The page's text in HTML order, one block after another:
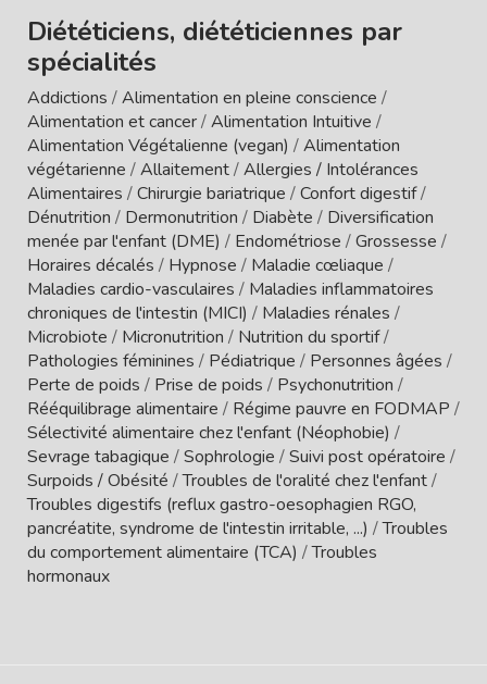
Diététiciens, diététiciennes par
spécialités
Addictions /Alimentation en pleine conscience /
Alimentation et cancer/Alimentation Intuitive /
Alimentation Végétalienne (vegan) /Alimentation
végétarienne /Allaitement/Allergies / Intolérances
Alimentaires /Chirurgie bariatrique /Confort digestif/
Dénutrition / Dermonutrition / Diabète / Diversification
menée par l'enfant (DME) / Endométriose /Grossesse /
Horaires décalés / Hypnose / Maladie cœliaque /
Maladies cardio-vasculaires / Maladies inflammatoires
chroniques de l'intestin (MICI) / Maladies rénales /
Microbiote / Micronutrition / Nutrition du sportif/
Pathologies féminines / Pédiatrique / Personnes âgées /
Perte de poids / Prise de poids / Psychonutrition /
Rééquilibrage alimentaire / Régime pauvre en FODMAP /
Sélectivité alimentaire chez l'enfant (Néophobie) /
Sevrage tabagique /Sophrologie /Suivi post opératoire /
Surpoids / Obésité /Troubles de l'oralité chez l'enfant/
Troubles digestifs (reflux gastro-oesophagien RGO,
pancréatite, syndrome de l'intestin irritable, ...) /Troubles
du comportement alimentaire (TCA) /Troubles
hormonaux